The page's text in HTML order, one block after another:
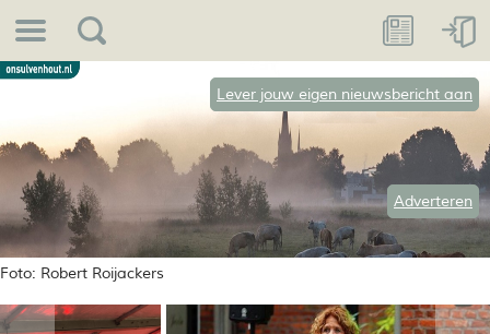
Foto: Robert Roijackers
Lever jouw eigen nieuwsbericht aan
Adverteren